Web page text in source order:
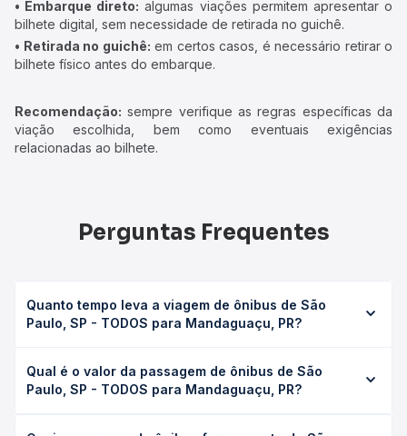
• Embarque direto: algumas viações permitem apresentar o
bilhete digital, sem necessidade de retirada no guichê.
• Retirada no guichê: em certos casos, é necessário retirar o
bilhete físico antes do embarque.
Recomendação: sempre verifique as regras específicas da
viação escolhida, bem como eventuais exigências
relacionadas ao bilhete.
Perguntas Frequentes
Quanto tempo leva a viagem de ônibus de São
Paulo, SP - TODOS para Mandaguaçu, PR?
Mandaguaçu, PR leva em média 0 horas, podendo variar
conforme a viação, o tipo de serviço (convencional,
Qual é o valor da passagem de ônibus de São
Paulo, SP - TODOS para Mandaguaçu, PR?